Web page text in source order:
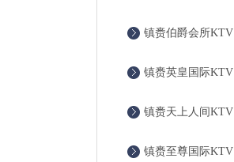
镇赉伯爵会所KTV
镇赉英皇国际KTV
镇赉天上人间KTV
镇赉至尊国际KTV